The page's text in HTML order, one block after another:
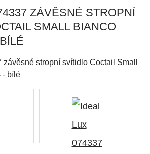
ZÁVĚSNÉ STROPNÍ
SMALL BIANCO